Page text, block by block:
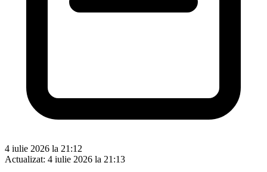
4 iulie 2026 la 21:12
Actualizat: 4 iulie 2026 la 21:13